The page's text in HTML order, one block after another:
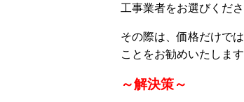
工事業者をお選びくださ
その際は、価格だけで
ことをお勧めいたします
～解決策～